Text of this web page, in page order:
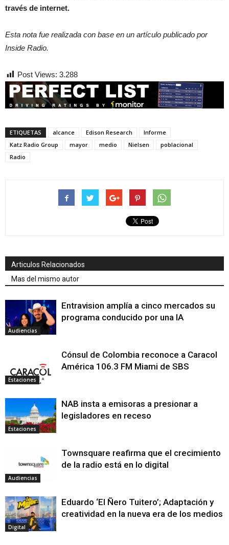
través de internet.
Esta nota fue realizada con base en un artículo publicado por
Inside Radio.
Post Views: 3.288
ETIQUETAS alcance Edison Research
Informe
Katz Radio Group
mayor medio Nielsen
poblacional
Radio
Articulos Relacionados
Mas del mismo autor
Audiencias
Entravision amplía a cinco mercados su
programa conducido por una IA
Estaciones
Cónsul de Colombia reconoce a Caracol
América 106.3 FM Miami de SBS
Estaciones
NAB insta a emisoras a presionar a
legisladores en receso
Audiencias
Townsquare reafirma que el crecimiento
de la radio está en lo digital
Digital
Eduardo ‘El Ñero Tuitero’; Adaptación y
creatividad en la nueva era de los medios